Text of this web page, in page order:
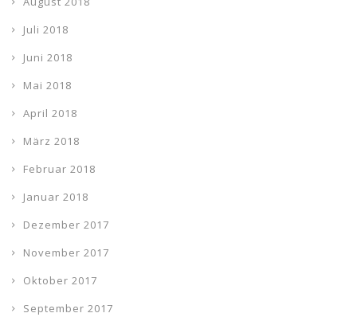
Juli 2018
Juni 2018
Mai 2018
April 2018
März 2018
Februar 2018
Januar 2018
Dezember 2017
November 2017
Oktober 2017
September 2017